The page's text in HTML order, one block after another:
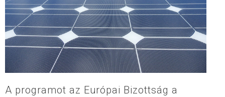
A programot az Európai Bizottság a